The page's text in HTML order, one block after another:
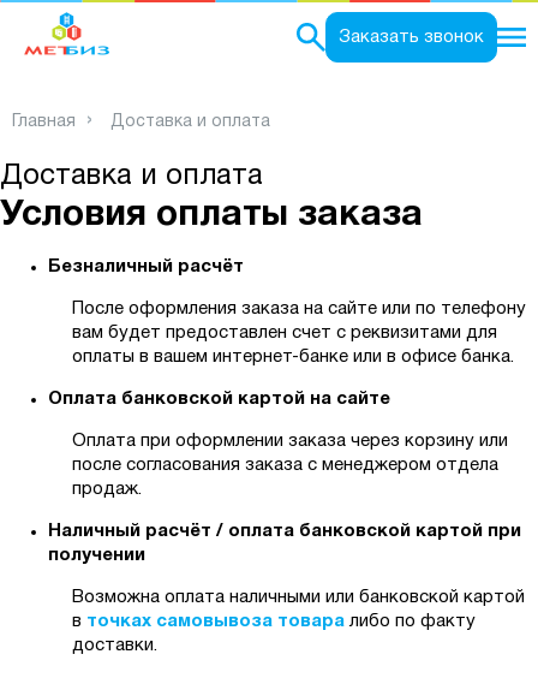
Заказать звонок
Главная Доставка и оплата
Доставка и оплата
Условия оплаты заказа
Безналичный расчёт
После оформления заказа на сайте или по телефону
вам будет предоставлен счет с реквизитами для
оплаты в вашем интернет-банке или в офисе банка.
Оплата банковской картой на сайте
Оплата при оформлении заказа через корзину или
после согласования заказа с менеджером отдела
продаж.
Наличный расчёт / оплата банковской картой при
получении
Возможна оплата наличными или банковской картой
в точках самовывоза товара либо по факту
доставки.